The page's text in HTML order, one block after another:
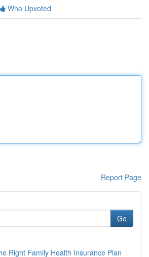
Who Upvoted
Report Page
Go
Right Family Health Insurance Plan